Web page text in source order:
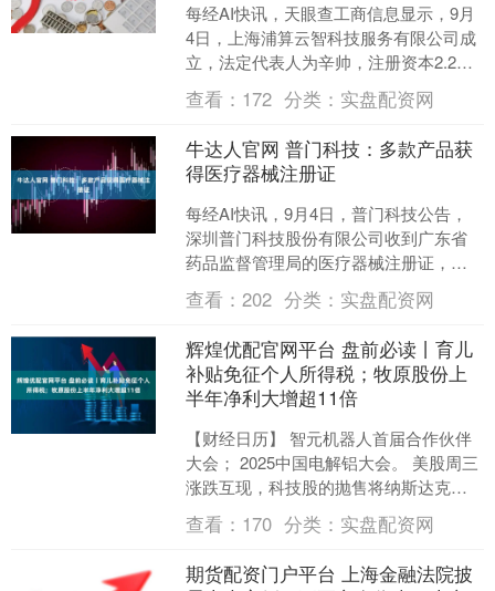
每经AI快讯，天眼查工商信息显示，9月
4日，上海浦算云智科技服务有限公司成
立，法定代表人为辛帅，注册资本2.2亿
人民币，经营范围包括数据处理和存储
支持服务、云计....
查看： 172 分类： 实盘配资网
牛达人官网 普门科技：多款产品获
得医疗器械注册证
每经AI快讯，9月4日，普门科技公告，
深圳普门科技股份有限公司收到广东省
药品监督管理局的医疗器械注册证，涉
及的产品为全自动化学发光免疫分析
仪，包括eCL8600....
查看：202 分类： 实盘配资网
辉煌优配官网平台 盘前必读丨育儿
补贴免征个人所得税；牧原股份上
半年净利大增超11倍
【财经日历】 智元机器人首届合作伙伴
大会； 2025中国电解铝大会。 美股周三
涨跌互现，科技股的抛售将纳斯达克指
数推至两周低点，在美联储本周备受期
待的杰克逊霍尔....
查看： 170 分类： 实盘配资网
期货配资门户平台 上海金融法院披